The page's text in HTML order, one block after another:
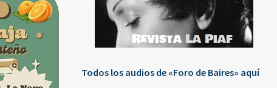
Todos los audios de «Foro de Baires» aquí